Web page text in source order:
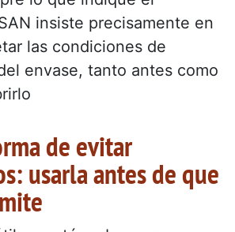
insiste precisamente en
las condiciones de
envase, tanto antes como
de evitar
usarla antes de que